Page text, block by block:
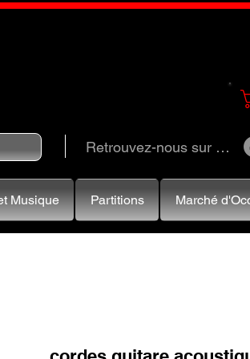
Retrouvez-nous sur …
Musique Partitions Marché